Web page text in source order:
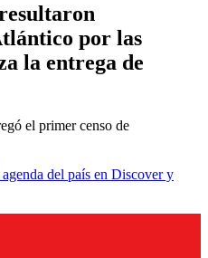
por las
la entrega de
el primer censo de
del país en Discover y